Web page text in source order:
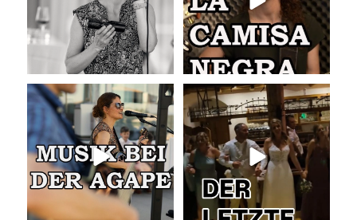
Musik bei der Agape
Was passiert...
52 4
Abschlusslied der Hochzeit
Was für ein...
53 0